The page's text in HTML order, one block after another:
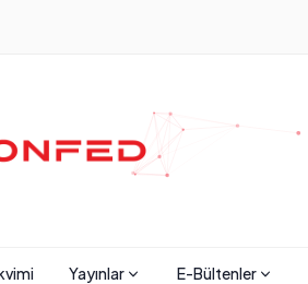
Yayınlar E-Bültenler